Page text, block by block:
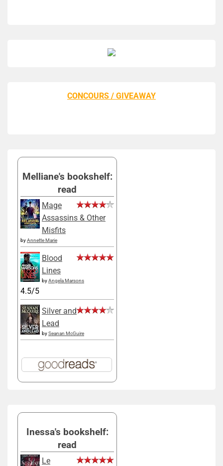
CONCOURS / GIVEAWAY
Melliane's bookshelf:
read
Mage
Assassins & Other
Misfits
byAnnette Marie
Blood
Lines
byAngela Marsons
4.5/5
Silver and
Lead
bySeanan McGuire
Inessa's bookshelf:
read
Le